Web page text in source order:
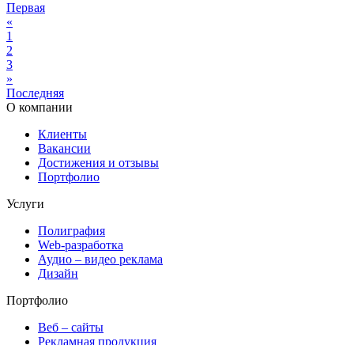
Первая
«
1
2
3
»
Последняя
О компании
Клиенты
Вакансии
Достижения и отзывы
Портфолио
Услуги
Полиграфия
Web-разработка
Аудио – видео реклама
Дизайн
Портфолио
Веб – сайты
Рекламная продукция